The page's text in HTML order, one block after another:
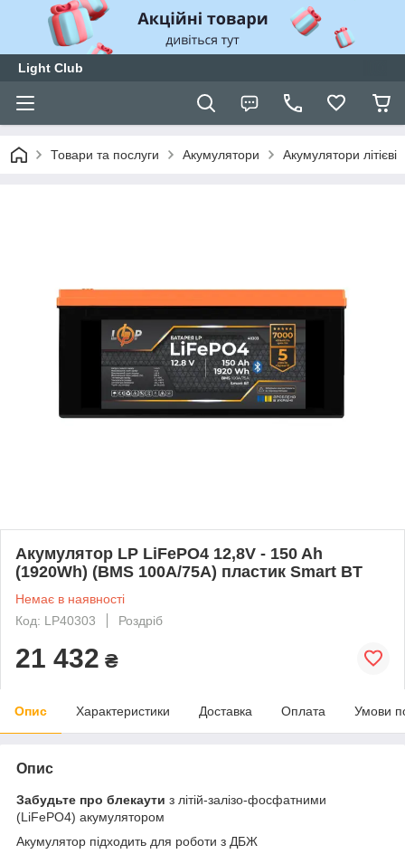
Light Club
Товари та послуги Акумулятори Акумулятори літієві
Акумулятор LP LiFePO4 12,8V - 150 Ah
(1920Wh) (BMS 100A/75А) пластик Smart BT
Немає в наявності
Код: LP40303
Роздріб
21 432 ₴
Опис Характеристики Доставка Оплата Умови
Опис
Забудьте про блекаути з літій-залізо-фосфатними
(LiFePO4) акумулятором
Акумулятор підходить для роботи з ДБЖ